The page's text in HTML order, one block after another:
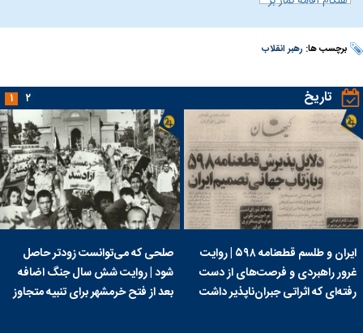
برچسب ها: رهبر انقلاب
تاریخ
ایران و طلسم قطعنامه ۵۹۸ | روایت
غرور راهبردی و فرصت‌های از دست
رفته‌ای که اثراتی جبران‌ناپذیر داشت
صلحی که می‌توانست زودتر حاصل
شود | روایت شش سال جنگ اضافه
بعد از فتح خرمشهر برای تنبیه متجاوز
۱ ۲